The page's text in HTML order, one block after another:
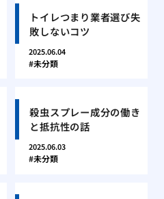
トイレつまり業者選び失
敗しないコツ
2025.06.04
未分類
殺虫スプレー成分の働き
と抵抗性の話
2025.06.03
未分類